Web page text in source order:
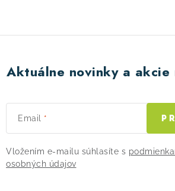
Aktuálne novinky a akcie
Email
Vložením e-mailu súhlasíte s
osobných údajov